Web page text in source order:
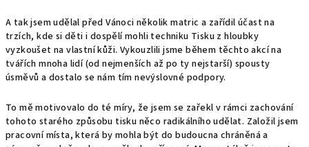
A tak jsem udělal před Vánoci několik matric a zařídil účast na
trzích, kde si děti i dospělí mohli techniku Tisku z hloubky
vyzkoušet na vlastní kůži. Vykouzlili jsme během těchto akcí na
tvářích mnoha lidí (od nejmenších až po ty nejstarší) spousty
úsměvů a dostalo se nám tím nevýslovné podpory.
To mě motivovalo do té míry, že jsem se zařekl v rámci zachování
tohoto starého způsobu tisku něco radikálního udělat. Založil jsem
pracovní místa, která by mohla být do budoucna chráněná a